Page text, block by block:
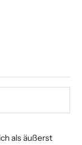
als äußerst